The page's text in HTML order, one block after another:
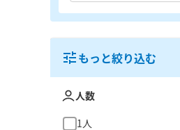
もっと絞り込む
人数
1人